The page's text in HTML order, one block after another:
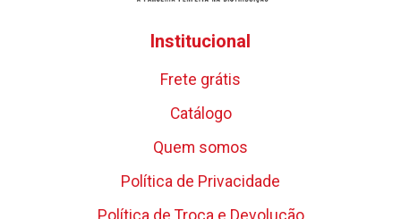
Institucional
Frete grátis
Catálogo
Quem somos
Política de Privacidade
Política de Troca e Devolução